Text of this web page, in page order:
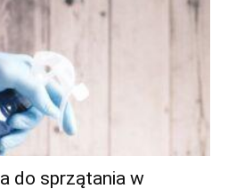
do sprzątania w